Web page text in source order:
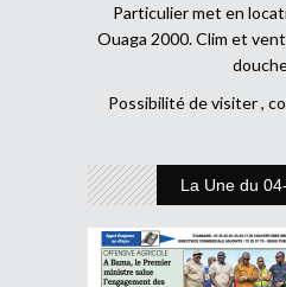
Particulier met en
Ouaga 2000. Clim et
Possibilité de visiter ,
La Une du